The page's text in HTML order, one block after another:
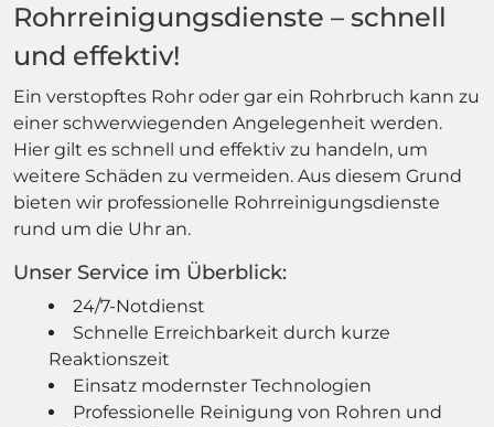
Rohrreinigungsdienste – schnell
und effektiv!
Ein verstopftes Rohr oder gar ein Rohrbruch kann zu
einer schwerwiegenden Angelegenheit werden.
Hier gilt es schnell und effektiv zu handeln, um
weitere Schäden zu vermeiden. Aus diesem Grund
bieten wir professionelle Rohrreinigungsdienste
rund um die Uhr an.
Unser Service im Überblick:
24/7-Notdienst
Schnelle Erreichbarkeit durch kurze
Reaktionszeit
Einsatz modernster Technologien
Professionelle Reinigung von Rohren und